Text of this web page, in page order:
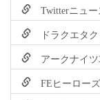
Twitterニュー
ドラクエタク
アークナイツ
FEヒーロー